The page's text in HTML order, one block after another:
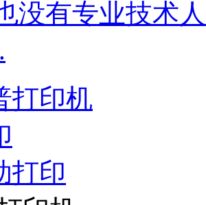
没有专业技术
打印机
打印